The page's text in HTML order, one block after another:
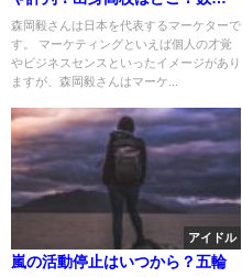
の用い方が凄い！
森岡毅さんは日本を代表するマーケターで
す。 マーケティングといえば個人の才覚
やビジネスセンスといったイメージがあり
ますが、森岡毅さんはマーケ...
アイドル
嵐の活動停止はいつから？五輪